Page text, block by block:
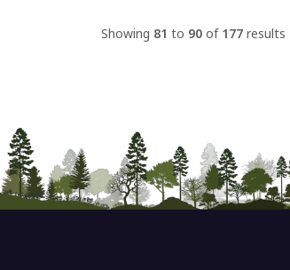
Showing 81 to 90 of 177 results